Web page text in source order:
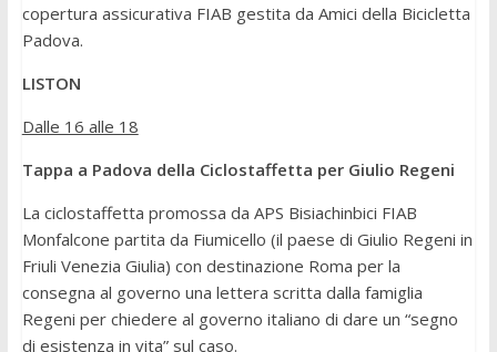
copertura assicurativa FIAB gestita da Amici della Bicicletta
Padova.
LISTON
Dalle 16 alle 18
Tappa a Padova della Ciclostaffetta per Giulio Regeni
La ciclostaffetta promossa da APS Bisiachinbici FIAB
Monfalcone partita da Fiumicello (il paese di Giulio Regeni in
Friuli Venezia Giulia) con destinazione Roma per la
consegna al governo una lettera scritta dalla famiglia
Regeni per chiedere al governo italiano di dare un “segno
di esistenza in vita” sul caso.